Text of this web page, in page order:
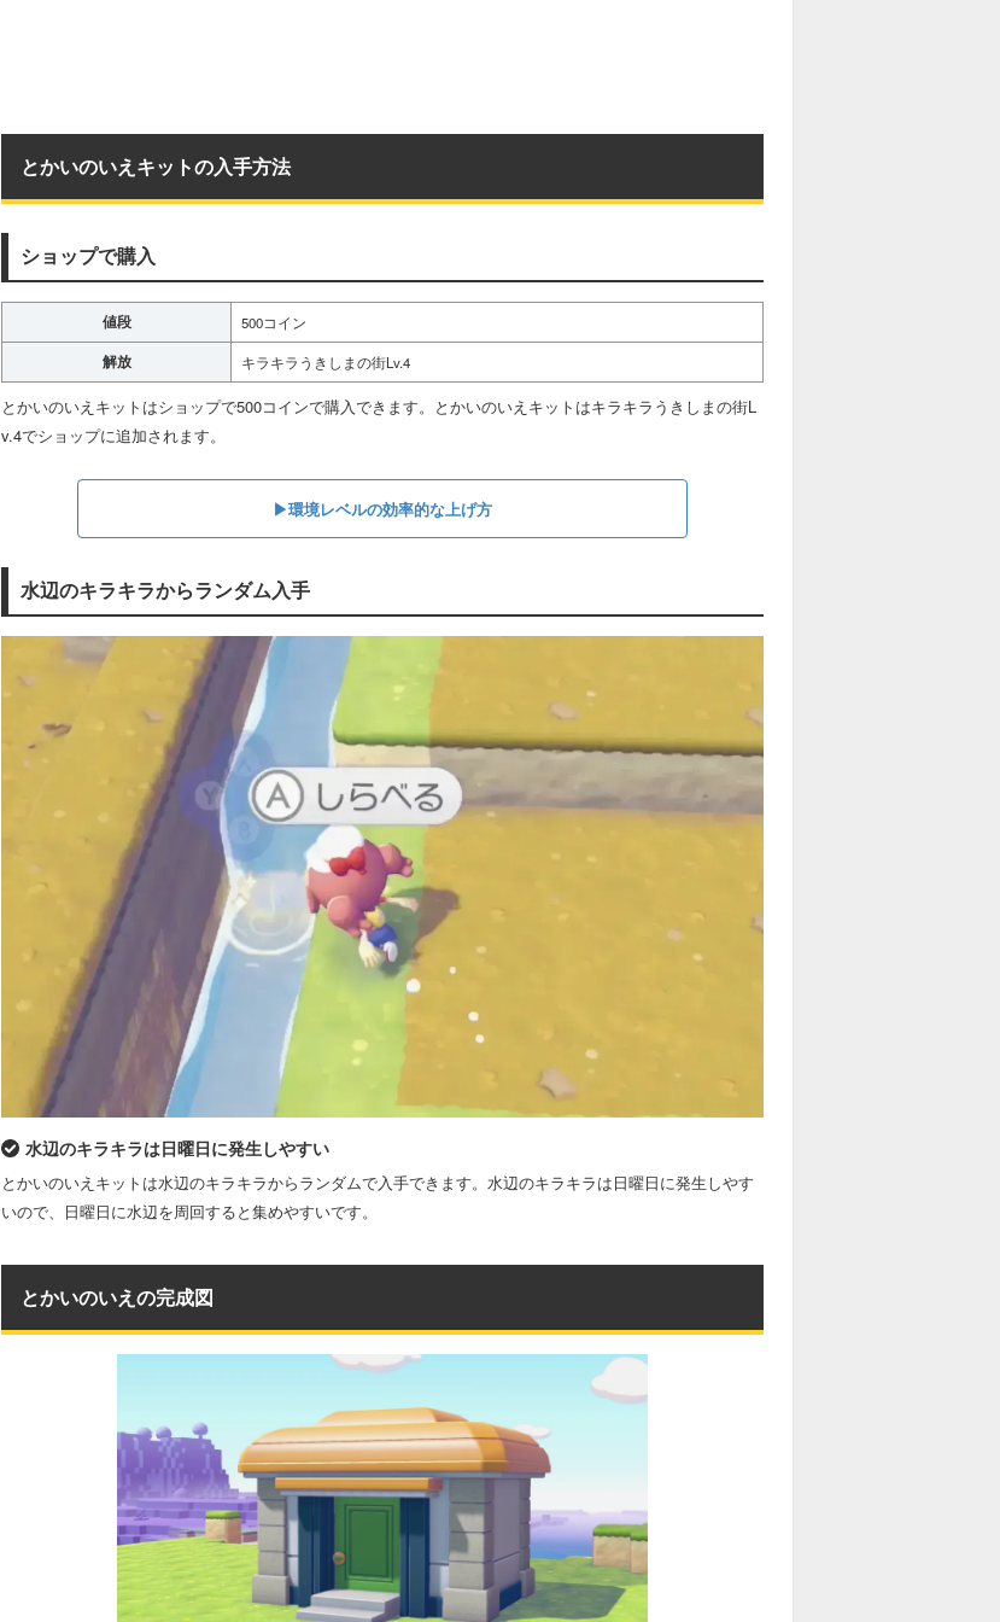
とかいのいえキットの入手方法
ショップで購入
値段 500コイン
解放 キラキラうきしまの街Lv.4
とかいのいえキットはショップで500コインで購入できます。とかいのいえキットはキラキラうきしまの街L
v.4でショップに追加されます。
▶︎環境レベルの効率的な上げ方
水辺のキラキラからランダム入手
水辺のキラキラは日曜日に発生しやすい
とかいのいえキットは水辺のキラキラからランダムで入手できます。水辺のキラキラは日曜日に発生しやす
いので、日曜日に水辺を周回すると集めやすいです。
とかいのいえの完成図